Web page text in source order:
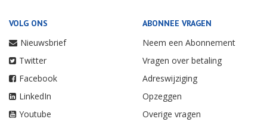
VOLG ONS
Nieuwsbrief
Twitter
Facebook
LinkedIn
Youtube
ABONNEE VRAGEN
Neem een Abonnement
Vragen over betaling
Adreswijziging
Opzeggen
Overige vragen